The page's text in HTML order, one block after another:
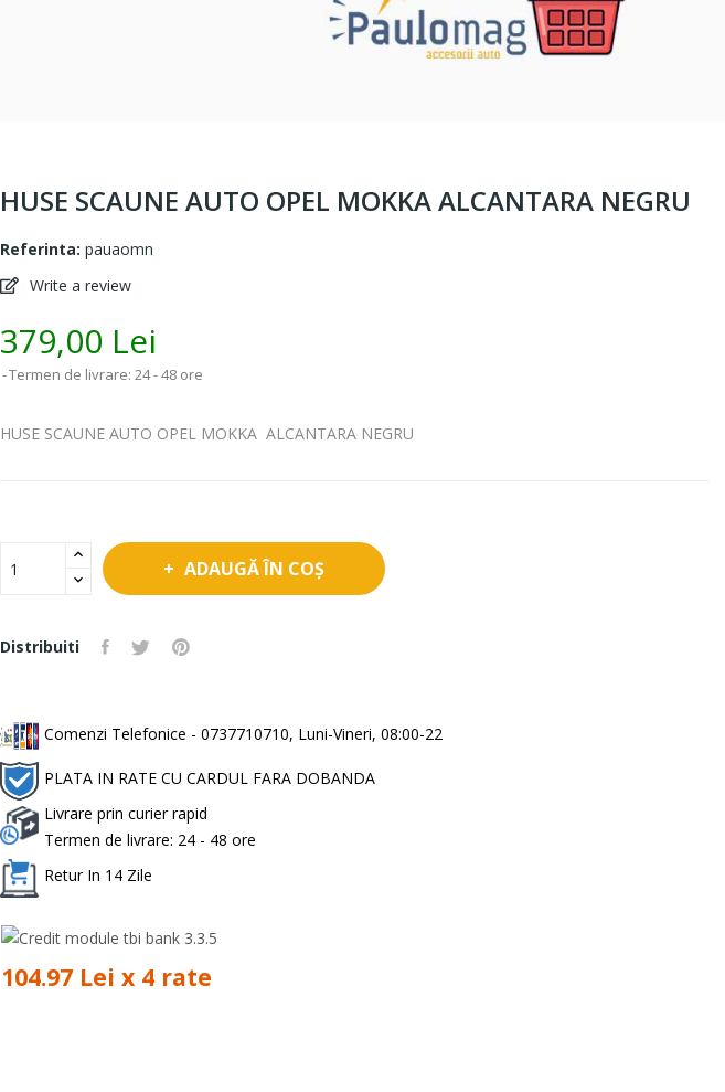
HUSE SCAUNE AUTO OPEL MOKKA ALCANTARA NEGRU
Referinta: pauaomn
Write a review
379,00 Lei
Termen de livrare: 24 - 48 ore
HUSE SCAUNE AUTO OPEL MOKKA ALCANTARA NEGRU
ADAUGĂ ÎN COȘ
Distribuiti
Comenzi Telefonice - 0737710710, Luni-Vineri, 08:00-22
PLATA IN RATE CU CARDUL FARA DOBANDA
Livrare prin curier rapid
Termen de livrare: 24 - 48 ore
Retur In 14 Zile
104.97 Lei x 4 rate